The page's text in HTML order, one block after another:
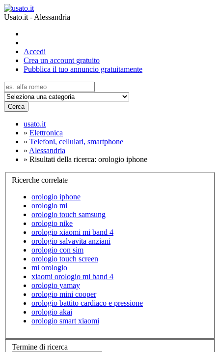
Usato.it - Alessandria
Accedi
Crea un account gratuito
Pubblica il tuo annuncio gratuitamente
Cerca
usato.it
» Elettronica
» Telefoni, cellulari, smartphone
» Alessandria
» Risultati della ricerca: orologio iphone
Ricerche correlate
orologio iphone
orologio mi
orologio touch samsung
orologio nike
orologio xiaomi mi band 4
orologio salvavita anziani
orologio con sim
orologio touch screen
mi orologio
xiaomi orologio mi band 4
orologio yamay
orologio mini cooper
orologio battito cardiaco e pressione
orologio akai
orologio smart xiaomi
Termine di ricerca